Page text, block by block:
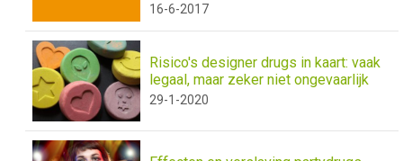
16-6-2017
Risico's designer drugs in kaart: vaak
legaal, maar zeker niet ongevaarlijk
29-1-2020